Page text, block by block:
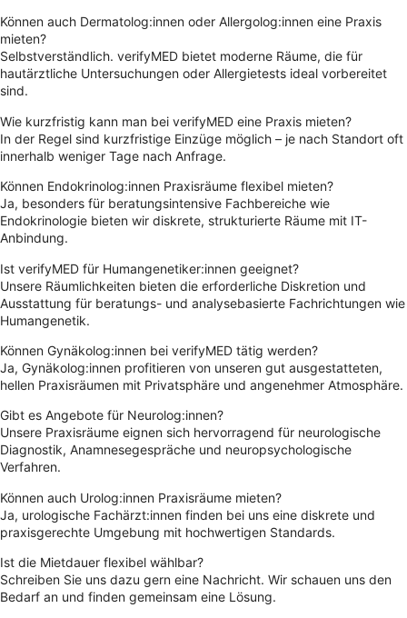
Können auch Dermatolog:innen oder Allergolog:innen eine Praxis
mieten?
Selbstverständlich. verifyMED bietet moderne Räume, die für
hautärztliche Untersuchungen oder Allergietests ideal vorbereitet
sind.
Wie kurzfristig kann man bei verifyMED eine Praxis mieten?
In der Regel sind kurzfristige Einzüge möglich – je nach Standort oft
innerhalb weniger Tage nach Anfrage.
Können Endokrinolog:innen Praxisräume flexibel mieten?
Ja, besonders für beratungsintensive Fachbereiche wie
Endokrinologie bieten wir diskrete, strukturierte Räume mit IT-
Anbindung.
Ist verifyMED für Humangenetiker:innen geeignet?
Unsere Räumlichkeiten bieten die erforderliche Diskretion und
Ausstattung für beratungs- und analysebasierte Fachrichtungen wie
Humangenetik.
Können Gynäkolog:innen bei verifyMED tätig werden?
Ja, Gynäkolog:innen profitieren von unseren gut ausgestatteten,
hellen Praxisräumen mit Privatsphäre und angenehmer Atmosphäre.
Gibt es Angebote für Neurolog:innen?
Unsere Praxisräume eignen sich hervorragend für neurologische
Diagnostik, Anamnesegespräche und neuropsychologische
Verfahren.
Können auch Urolog:innen Praxisräume mieten?
Ja, urologische Fachärzt:innen finden bei uns eine diskrete und
praxisgerechte Umgebung mit hochwertigen Standards.
Ist die Mietdauer flexibel wählbar?
Schreiben Sie uns dazu gern eine Nachricht. Wir schauen uns den
Bedarf an und finden gemeinsam eine Lösung.